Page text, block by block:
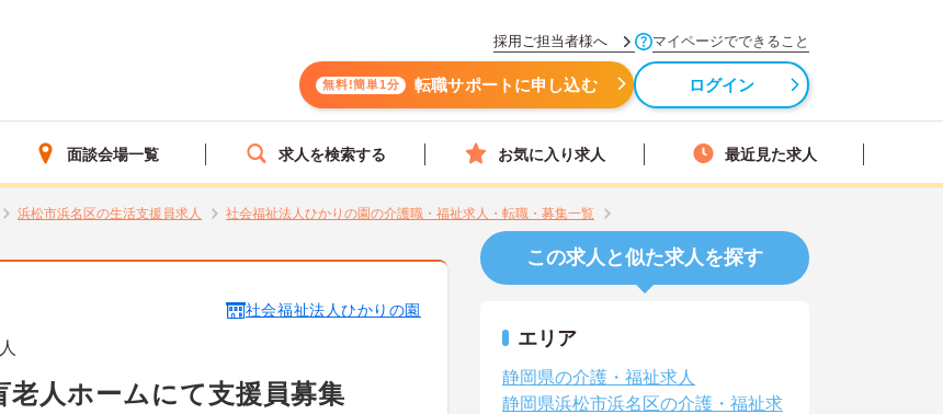
採用ご担当者様へ マイページでできること
無料!簡単1分 転職サポートに申し込む ログイン
面談会場一覧 求人を検索する お気に入り求人 最近見た求人
浜松市浜名区の生活支援員求人
社会福祉法人ひかりの園の介護職・福祉求人・転職・募集一覧
社会福祉法人ひかりの園
老人ホームにて支援員募集
この求人と似た求人を探す
エリア
静岡県の介護・福祉求人
静岡県浜松市浜名区の介護・福祉求